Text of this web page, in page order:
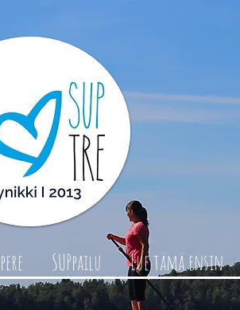
SUPpailu Lue tämä ensin